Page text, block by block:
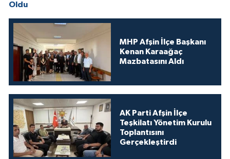
Oldu
MHP Afşin İlçe Başkanı
Kenan Karaağaç
Mazbatasını Aldı
AK Parti Afşin İlçe
Teşkilatı Yönetim Kurulu
Toplantısını
Gerçekleştirdi